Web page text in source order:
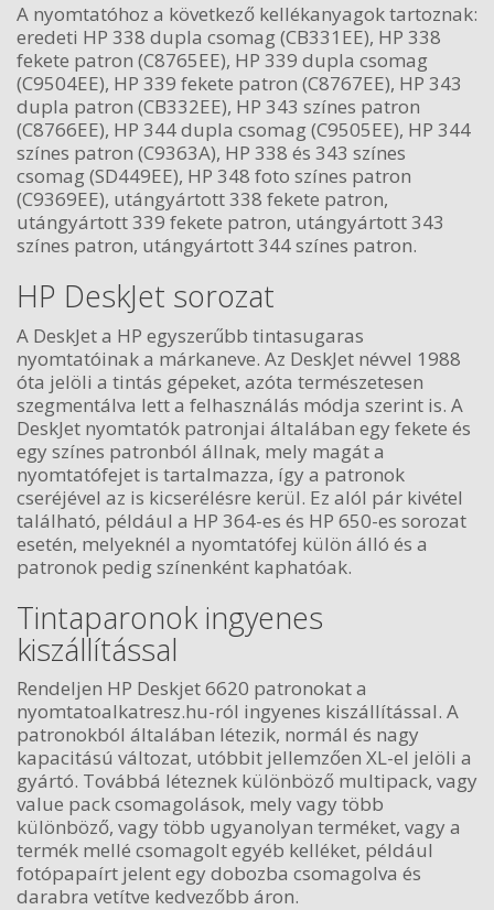
A nyomtatóhoz a következő kellékanyagok tartoznak:
eredeti HP 338 dupla csomag (CB331EE), HP 338
fekete patron (C8765EE), HP 339 dupla csomag
(C9504EE), HP 339 fekete patron (C8767EE), HP 343
dupla patron (CB332EE), HP 343 színes patron
(C8766EE), HP 344 dupla csomag (C9505EE), HP 344
színes patron (C9363A), HP 338 és 343 színes
csomag (SD449EE), HP 348 foto színes patron
(C9369EE), utángyártott 338 fekete patron,
utángyártott 339 fekete patron, utángyártott 343
színes patron, utángyártott 344 színes patron.
HP DeskJet sorozat
A DeskJet a HP egyszerűbb tintasugaras
nyomtatóinak a márkaneve. Az DeskJet névvel 1988
óta jelöli a tintás gépeket, azóta természetesen
szegmentálva lett a felhasználás módja szerint is. A
DeskJet nyomtatók patronjai általában egy fekete és
egy színes patronból állnak, mely magát a
nyomtatófejet is tartalmazza, így a patronok
cseréjével az is kicserélésre kerül. Ez alól pár kivétel
található, például a HP 364-es és HP 650-es sorozat
esetén, melyeknél a nyomtatófej külön álló és a
patronok pedig színenként kaphatóak.
Tintaparonok ingyenes
kiszállítással
Rendeljen HP Deskjet 6620 patronokat a
nyomtatoalkatresz.hu-ról ingyenes kiszállítással. A
patronokból általában létezik, normál és nagy
kapacitású változat, utóbbit jellemzően XL-el jelöli a
gyártó. Továbbá léteznek különböző multipack, vagy
value pack csomagolások, mely vagy több
különböző, vagy több ugyanolyan terméket, vagy a
termék mellé csomagolt egyéb kelléket, például
fotópapaírt jelent egy dobozba csomagolva és
darabra vetítve kedvezőbb áron.